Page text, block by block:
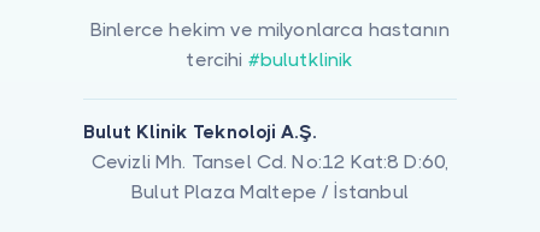
Binlerce hekim ve milyonlarca hastanın
tercihi #bulutklinik
Bulut Klinik Teknoloji A.Ş.
Cevizli Mh. Tansel Cd. No:12 Kat:8 D:60,
Bulut Plaza Maltepe / İstanbul